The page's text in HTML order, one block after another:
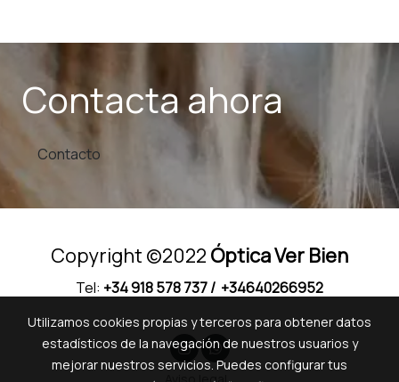
Contacta ahora
Contacto
Copyright ©2022 Óptica Ver Bien
Tel: +34 918 578 737/ +34640266952
Utilizamos cookies propias y terceros para obtener datos
estadísticos de la navegación de nuestros usuarios y
mejorar nuestros servicios. Puedes configurar tus